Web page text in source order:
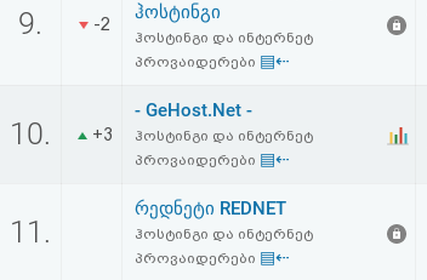
9. -2
ჰოსტინგი
ჰოსტინგი და ინტერნეტ
პროვაიდერები ▤⇠
10. +3
- GeHost.Net -
ჰოსტინგი და ინტერნეტ
პროვაიდერები ▤⇠
11.
რედნეტი REDNET
ჰოსტინგი და ინტერნეტ
პროვაიდერები ▤⇠